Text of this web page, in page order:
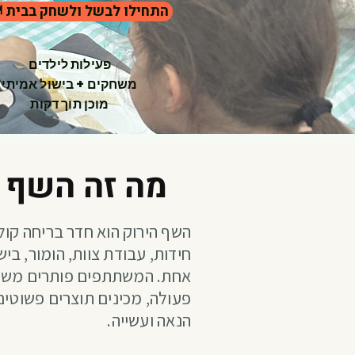
🍽️ התחילו לבשל ולשחק בבית
פעילות לילדים
משחקים + בישול אמיתי
מוכן תוך דקות
?מה זה
השף הירוק הוא חדר בריחה
חידות, עבודת צוות, הומור,
אחת. המשתתפים פותרים
פעולה, מכינים תוצרים
הנאה ועשייה.